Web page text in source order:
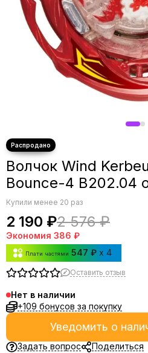
Волчок Wind
Bounce-4 B202.04
Купили менее 20 раз
2 190 ₽2 576 ₽
Экономия 386 ₽
Плати частями 547 ₽ x 4
Оставить отзыв
Нет в наличии
+109 бонусов за покупку
Уведомить о
Задать вопрос Поделиться